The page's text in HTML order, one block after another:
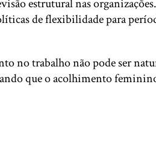
estrutural nas
de flexibilidade para
no trabalho não pode ser
que o acolhimento